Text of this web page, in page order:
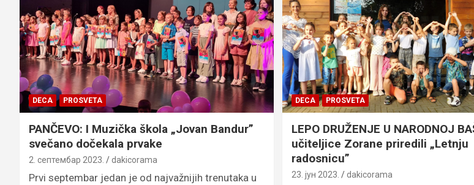
DECA PROSVETA
PANČEVO: I Muzička škola „Jovan Bandur”
svečano dočekala prvake
2. септембар 2023. dakicorama
Prvi septembar jedan je od najvažnijih trenutaka u
DECA PROSVETA
LEPO DRUŽENJE U NARODNOJ
učiteljice Zorane priredili „Letnju
radosnicu”
23. јун 2023. dakicorama